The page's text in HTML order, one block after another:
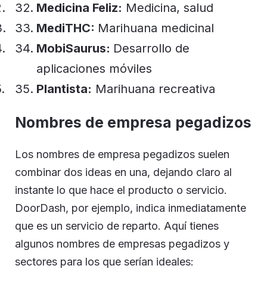
Medicina Feliz: Medicina, salud
MediTHC: Marihuana medicinal
MobiSaurus: Desarrollo de
aplicaciones móviles
Plantista: Marihuana recreativa
Nombres de empresa pegadizos
Los nombres de empresa pegadizos suelen
combinar dos ideas en una, dejando claro al
instante lo que hace el producto o servicio.
DoorDash, por ejemplo, indica inmediatamente
que es un servicio de reparto. Aquí tienes
algunos nombres de empresas pegadizos y
sectores para los que serían ideales: